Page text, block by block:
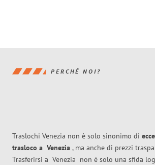
PERCHÉ NOI?
Traslochi Venezia non è solo sinonimo di
trasloco a Venezia , ma anche di prezzi
Trasferirsi a Venezia non è solo una sfida